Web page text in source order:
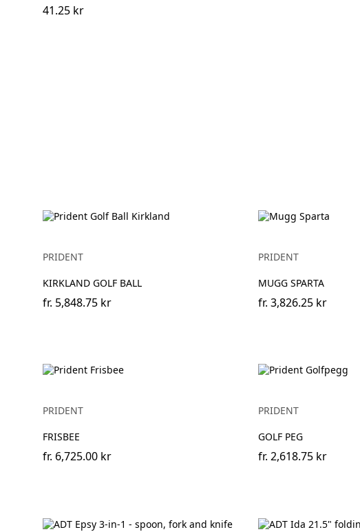
41.25 kr
PRIDENT
KIRKLAND GOLF BALL
fr. 5,848.75 kr
PRIDENT
MUGG SPARTA
fr. 3,826.25 kr
PRIDENT
FRISBEE
fr. 6,725.00 kr
PRIDENT
GOLF PEG
fr. 2,618.75 kr